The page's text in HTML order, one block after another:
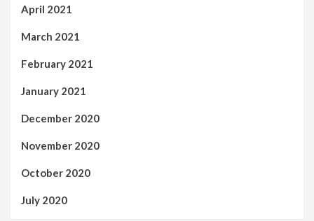
April 2021
March 2021
February 2021
January 2021
December 2020
November 2020
October 2020
July 2020